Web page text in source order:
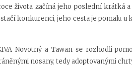
života začíná jeho poslední krátká
konkurenci, jeho cesta je pomalu u
Novotný a Tawan se rozhodli
nosany, tedy adoptovanými